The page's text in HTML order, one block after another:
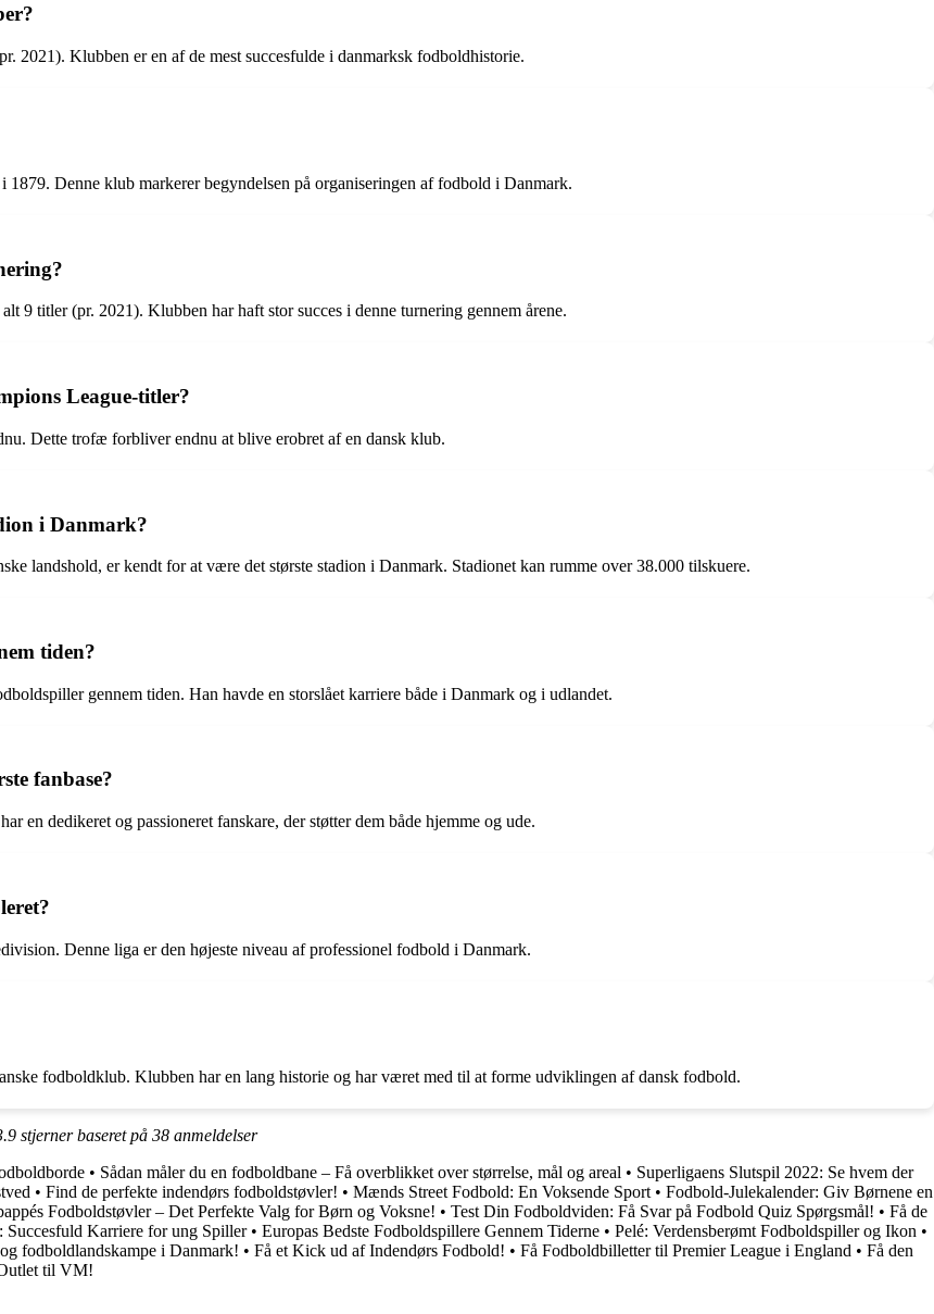
2021). Klubben er en af de mest succesfulde i danmarksk fodboldhistorie.
Denne klub markerer begyndelsen på organiseringen af fodbold i Danmark.
9 titler (pr. 2021). Klubben har haft stor succes i denne turnering gennem årene.
League-titler?
Dette trofæ forbliver endnu at blive erobret af en dansk klub.
i Danmark?
landshold, er kendt for at være det største stadion i Danmark. Stadionet kan rumme over 38.000 tilskuere.
tiden?
gennem tiden. Han havde en storslået karriere både i Danmark og i udlandet.
fanbase?
en dedikeret og passioneret fanskare, der støtter dem både hjemme og ude.
Denne liga er den højeste niveau af professionel fodbold i Danmark.
fodboldklub. Klubben har en lang historie og har været med til at forme udviklingen af dansk fodbold.
stjerner baseret på 38 anmeldelser
• Sådan måler du en fodboldbane – Få overblikket over størrelse, mål og areal • Superligaens Slutspil 2022: Se hvem der
• Find de perfekte indendørs fodboldstøvler! • Mænds Street Fodbold: En Voksende Sport • Fodbold-Julekalender: Giv Børnene en
Fodboldstøvler – Det Perfekte Valg for Børn og Voksne! • Test Din Fodboldviden: Få Svar på Fodbold Quiz Spørgsmål! • Få de
Succesfuld Karriere for ung Spiller• Europas Bedste Fodboldspillere Gennem Tiderne • Pelé: Verdensberømt Fodboldspiller og Ikon •
fodboldlandskampe i Danmark! • Få et Kick ud af Indendørs Fodbold! • Få Fodboldbilletter til Premier League i England • Få den
til VM!